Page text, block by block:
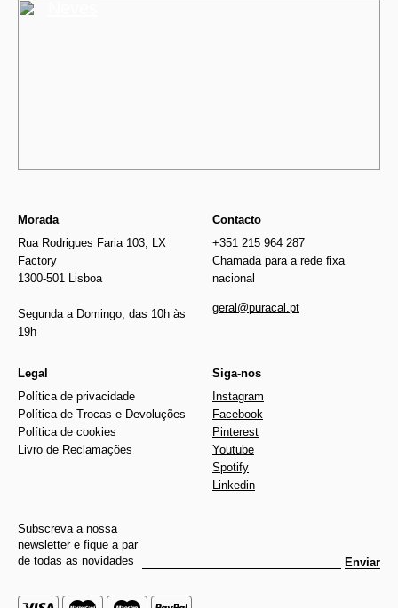
Morada
Rua Rodrigues Faria 103, LX
Factory
1300-501 Lisboa
Segunda a Domingo, das 10h às
19h
Contacto
+351 215 964 287
Chamada para a rede fixa
nacional
geral@puracal.pt
Legal
Política de privacidade
Política de Trocas e Devoluções
Política de cookies
Livro de Reclamações
Siga-nos
Instagram
Facebook
Pinterest
Youtube
Spotify
Linkedin
Subscreva a nossa
newsletter e fique a par
de todas as novidades
Enviar